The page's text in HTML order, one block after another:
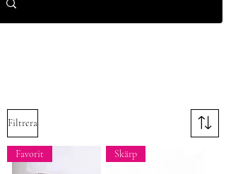
Filtrera
Favorit Skärp